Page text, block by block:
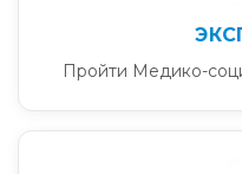
Пройти Медико-